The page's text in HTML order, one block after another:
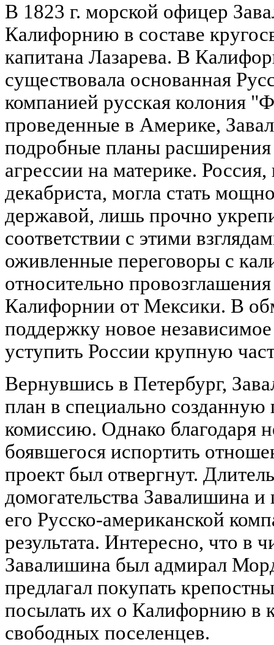
В 1823 г. морской офицер
Калифорнию в составе
капитана Лазарева. В
существовала основанная
компанией русская колония
проведенные в Америке,
подробные планы расширения
агрессии на материке.
декабриста, могла стать
державой, лишь прочно
соответствии с этими
оживленные переговоры с
относительно
Калифорнии от Мексики. В
поддержку новое
уступить России крупную
Вернувшись в Петербург,
план в специально созданную
комиссию. Однако благодаря
боявшегося испортить
проект был отвергнут.
домогательства Завалишина
его Русско-американской
результата. Интересно, что в
Завалишина был адмирал
предлагал покупать
посылать их о Калифорнию в
свободных поселенцев.